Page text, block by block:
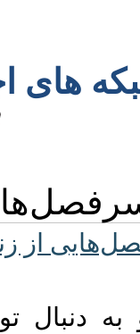
از
موسی صدر در اواخر